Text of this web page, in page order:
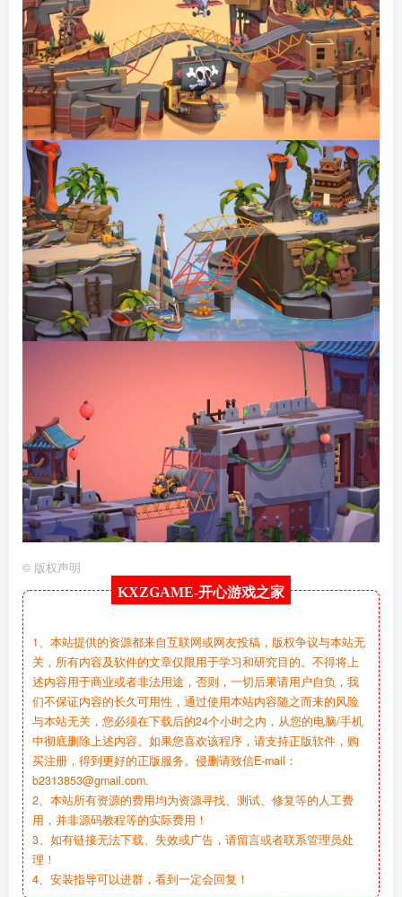
© 版权声明
KXZGAME-开心游戏之家
1、本站提供的资源都来自互联网或网友投稿，版权争议与本站无
关，所有内容及软件的文章仅限用于学习和研究目的。不得将上
述内容用于商业或者非法用途，否则，一切后果请用户自负，我
们不保证内容的长久可用性，通过使用本站内容随之而来的风险
与本站无关，您必须在下载后的24个小时之内，从您的电脑/手机
中彻底删除上述内容。如果您喜欢该程序，请支持正版软件，购
买注册，得到更好的正版服务。侵删请致信E-mail：
b2313853@gmail.com.
2、本站所有资源的费用均为资源寻找、测试、修复等的人工费
用，并非源码教程等的实际费用！
3、如有链接无法下载、失效或广告，请留言或者联系管理员处
理！
4、安装指导可以进群，看到一定会回复！